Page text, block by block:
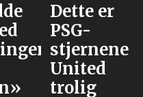
Dette er
PSG-
stjernene
United
trolig
Våre
av
mot